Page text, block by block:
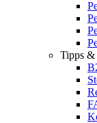
Tipps